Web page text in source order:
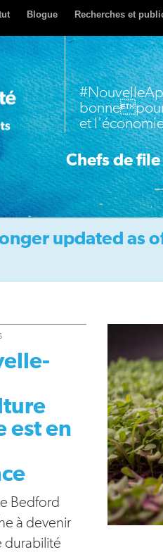
Blogue Recherches et
et
Chefs de file
Pour
updated as
est en
Bedford
à devenir
durabilité